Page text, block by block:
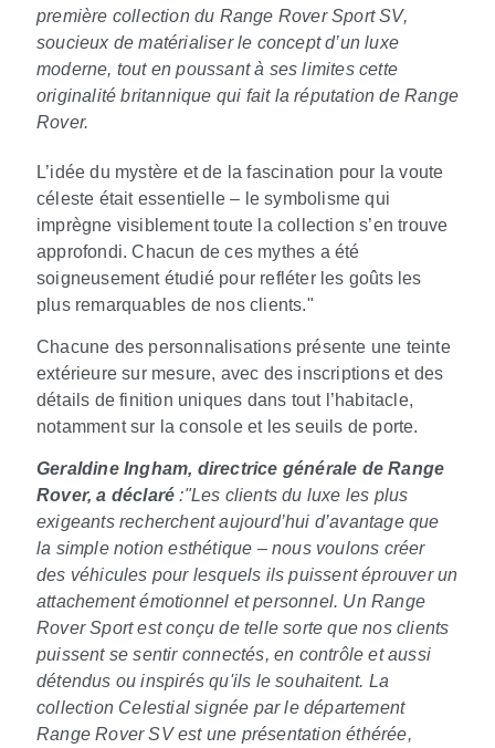
première collection du Range Rover Sport SV,
soucieux de matérialiser le concept d’un luxe
moderne, tout en poussant à ses limites cette
originalité britannique qui fait la réputation de Range
Rover.
L’idée du mystère et de la fascination pour la voute
céleste était essentielle – le symbolisme qui
imprègne visiblement toute la collection s’en trouve
approfondi. Chacun de ces mythes a été
soigneusement étudié pour refléter les goûts les
plus remarquables de nos clients."
Chacune des personnalisations présente une teinte
extérieure sur mesure, avec des inscriptions et des
détails de finition uniques dans tout l’habitacle,
notamment sur la console et les seuils de porte.
Geraldine Ingham, directrice générale de Range
Rover, a déclaré :"Les clients du luxe les plus
exigeants recherchent aujourd’hui d’avantage que
la simple notion esthétique – nous voulons créer
des véhicules pour lesquels ils puissent éprouver un
attachement émotionnel et personnel. Un Range
Rover Sport est conçu de telle sorte que nos clients
puissent se sentir connectés, en contrôle et aussi
détendus ou inspirés qu'ils le souhaitent. La
collection Celestial signée par le département
Range Rover SV est une présentation éthérée,